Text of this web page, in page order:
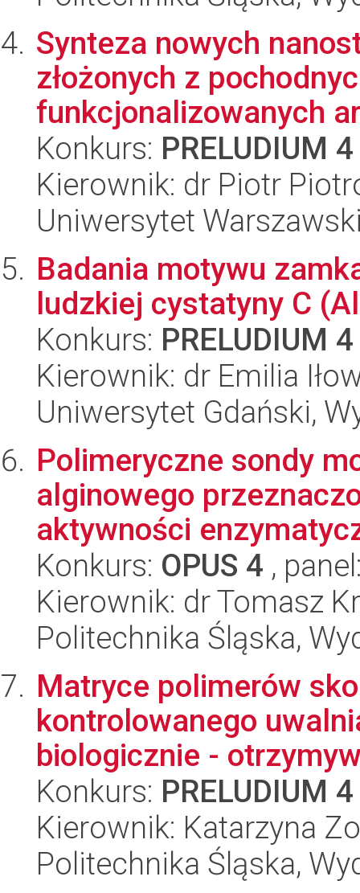
Synteza nowych
złożonych z
funkcjonalizowanych
Konkurs: PRELUDIUM 4
Kierownik: dr Piotr
Uniwersytet
Badania motywu
ludzkiej cystatyny C
Konkurs: PRELUDIUM 4
Kierownik: dr Emilia
Uniwersytet Gdański,
Polimeryczne sondy
alginowego
aktywności
Konkurs: OPUS 4 ,
Kierownik: dr Tomasz
Politechnika Śląska,
Matryce polimerów
kontrolowanego
biologicznie -
Konkurs: PRELUDIUM 4
Kierownik: Katarzyna
Politechnika Śląska,